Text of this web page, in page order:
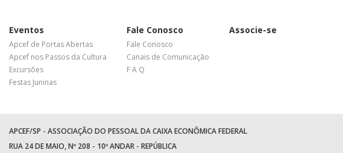
Eventos
Apcef de Portas Abertas
Apcef nos Passos da Cultura
Excursões
Festas Juninas
Fale Conosco
Fale Conosco
Canais de Comunicação
F A Q
Associe-se
APCEF/SP - ASSOCIAÇÃO DO PESSOAL DA CAIXA ECONÔMICA FEDERAL
RUA 24 DE MAIO, Nº 208 - 10º ANDAR - REPÚBLICA